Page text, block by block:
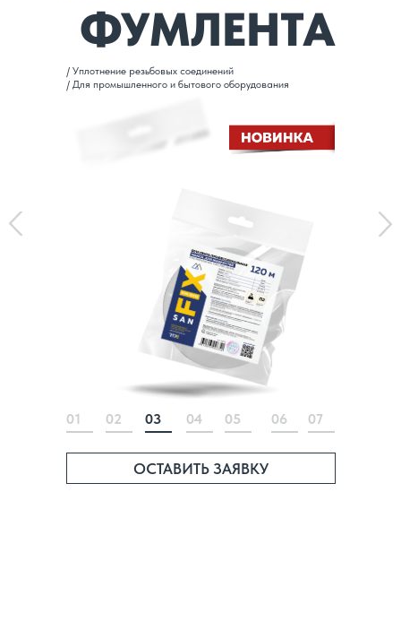
ФУМЛЕНТА
/ Уплотнение резьбовых соединений
/ Для промышленного и бытового оборудования
ОСТАВИТЬ ЗАЯВКУ
06 07
05
04
03
01 02